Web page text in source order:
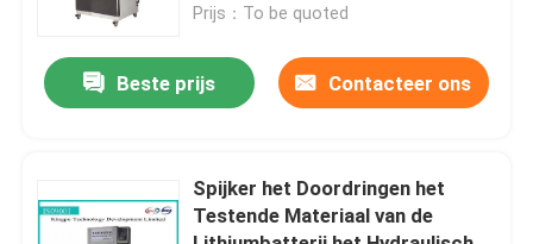
Verzoek om een Citaat
CEI-Testmateriaal
De Testmateriaal van de toegangsbescherming
Prijs：To be quoted
Beste prijs Contacteer ons
Spijker het Doordringen het
Testende Materiaal van de